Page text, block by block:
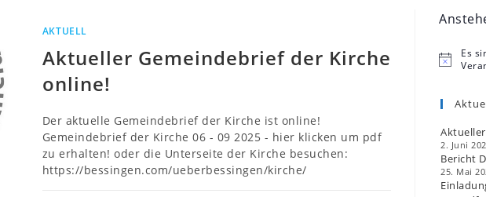
AKTUELL
Aktueller Gemeindebrief der Kirche
online!
Der aktuelle Gemeindebrief der Kirche ist online!
Gemeindebrief der Kirche 06 - 09 2025 - hier klicken um pdf
zu erhalten! oder die Unterseite der Kirche besuchen:
https://bessingen.com/ueberbessingen/kirche/
H
w
s
Es
2. Juni
Bericht
25. Mai